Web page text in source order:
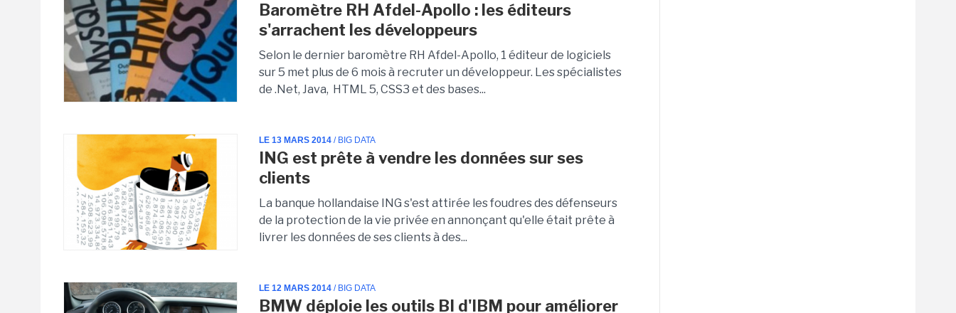
Baromètre RH Afdel-Apollo : les éditeurs
s'arrachent les développeurs
Selon le dernier baromètre RH Afdel-Apollo, 1 éditeur de logiciels
sur 5 met plus de 6 mois à recruter un développeur. Les spécialistes
de .Net, Java, HTML 5, CSS3 et des bases...
LE 13 MARS 2014 / BIG DATA
ING est prête à vendre les données sur ses
clients
La banque hollandaise ING s'est attirée les foudres des défenseurs
de la protection de la vie privée en annonçant qu'elle était prête à
livrer les données de ses clients à des...
LE 12 MARS 2014 / BIG DATA
BMW déploie les outils BI d'IBM pour améliorer